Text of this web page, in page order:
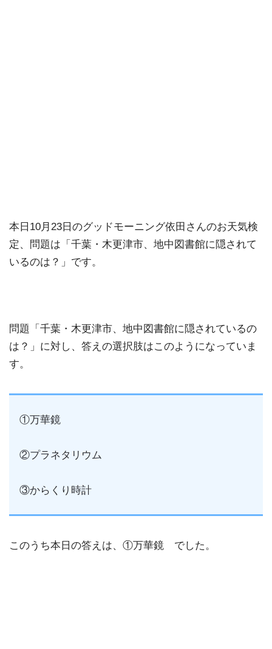
本日10月23日のグッドモーニング依田さんのお天気検
定、問題は「千葉・木更津市、地中図書館に隠されて
いるのは？」です。
問題「千葉・木更津市、地中図書館に隠されているの
は？」に対し、答えの選択肢はこのようになっていま
す。
①万華鏡
②プラネタリウム
③からくり時計
このうち本日の答えは、①万華鏡 でした。